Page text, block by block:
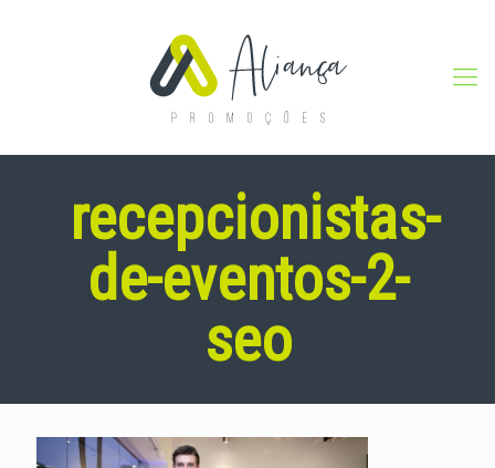
recepcionistas-
de-eventos-2-
seo